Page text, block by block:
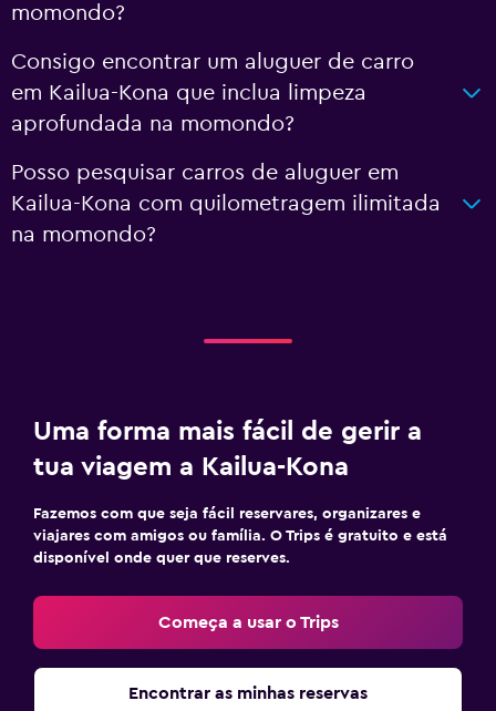
momondo?
Consigo encontrar um aluguer de carro
em Kailua-Kona que inclua limpeza
aprofundada na momondo?
Posso pesquisar carros de aluguer em
Kailua-Kona com quilometragem ilimitada
na momondo?
Uma forma mais fácil de gerir a
tua viagem a Kailua-Kona
Fazemos com que seja fácil reservares, organizares e
viajares com amigos ou família. O Trips é gratuito e está
disponível onde quer que reserves.
Começa a usar o Trips
Encontrar as minhas reservas